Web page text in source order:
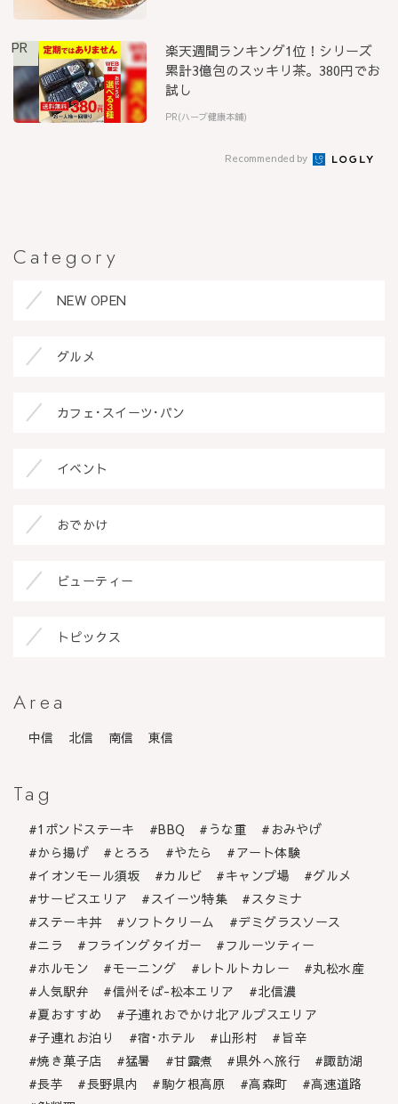
PR
楽天週間ランキング1位！シリーズ
累計3億包のスッキリ茶。380円でお
試し
PR(ハーブ健康本舗)
Recommended by
Category
NEW OPEN
グルメ
カフェ･スイーツ･パン
イベント
おでかけ
ビューティー
トピックス
Area
中信 北信 南信 東信
Tag
1ポンドステーキ BBQ うな重
おみやげ
から揚げ
とろろ やたら
アート体験
イオンモール須坂
カルビ キャンプ場
グルメ
サービスエリア
スイーツ特集
スタミナ
ステーキ丼
ソフトクリーム
デミグラスソース
ニラ
フライングタイガー
フルーツティー
ホルモン
モーニング レトルトカレー
丸松水産
人気駅弁
信州そば-松本エリア
北信濃
夏おすすめ
子連れおでかけ北アルプスエリア
子連れお泊り
宿･ホテル 山形村
旨辛
焼き菓子店
猛暑 甘露煮 県外へ旅行
諏訪湖
長芋
長野県内 駒ケ根高原 高森町
高速道路